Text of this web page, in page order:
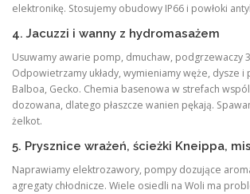
elektronikę. Stosujemy obudowy IP66 i powłoki
4. Jacuzzi i wanny z hydromasażem
Usuwamy awarie pomp, dmuchaw, podgrzewaczy 3
Odpowietrzamy układy, wymieniamy węże, dysze i
Balboa, Gecko. Chemia basenowa w strefach
dozowana, dlatego płaszcze wanien pękają.
żelkot.
5. Prysznice wrażeń, ścieżki Kneippa,
Naprawiamy elektrozawory, pompy dozujące
agregaty chłodnicze. Wiele osiedli na Woli ma